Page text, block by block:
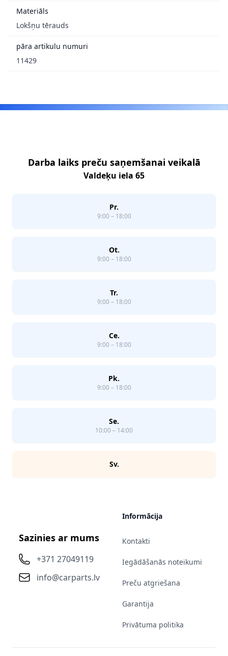
Materiāls
Lokšņu tērauds
pāra artikulu numuri
11429
Darba laiks preču saņemšanai veikalā
Valdeķu iela 65
Pr.
9:00 – 18:00
Ot.
9:00 – 18:00
Tr.
9:00 – 18:00
Ce.
9:00 – 18:00
Pk.
9:00 – 18:00
Se.
10:00 – 14:00
Sv.
Sazinies ar mums
+371 27049119
info@carparts.lv
Informācija
Kontakti
Iegādāšanās noteikumi
Preču atgriešana
Garantija
Privātuma politika